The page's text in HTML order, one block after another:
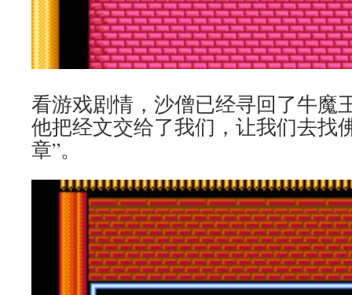
看游戏剧情，沙僧已经寻回了牛魔
他把经文交给了我们，让我们去找
章”。